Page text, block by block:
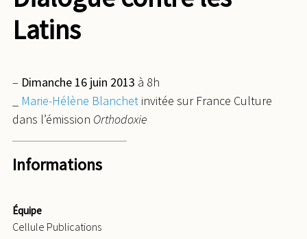
Latins
– Dimanche 16 juin 2013 à 8h
Marie-Hélène Blanchet invitée sur France Culture
dans l’émission Orthodoxie
Informations
Équipe
Cellule Publications